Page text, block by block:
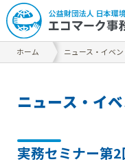
ホーム ニュース・イベン
ニュース ・ イベ
実務セミナー第